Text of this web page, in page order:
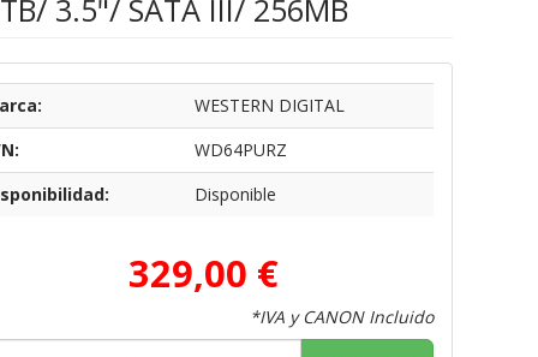
3.5"/ SATA III/ 256MB
WESTERN DIGITAL
WD64PURZ
Disponible
329,00 €
*IVA y CANON Incluido